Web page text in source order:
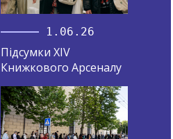
1.06.26
Підсумки XIV
Книжкового Арсеналу